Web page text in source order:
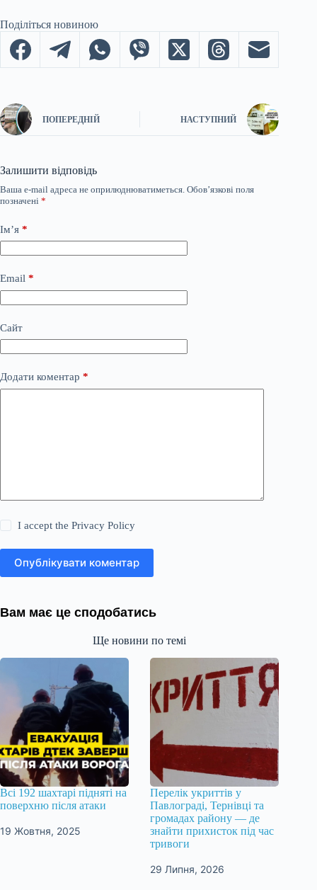
Поділіться новиною
ПОПЕРЕДНІЙ НАСТУПНИЙ
Залишити відповідь
Ваша e-mail адреса не оприлюднюватиметься. Обов’язкові поля
позначені *
Ім’я *
Email *
Сайт
Додати коментар *
I accept thePrivacy Policy
Опублікувати коментар
Вам має це сподобатись
Ще новини по темі
Всі 192 шахтарі підняті на
поверхню після атаки
19 Жовтня, 2025
Перелік укриттів у
Павлограді, Тернівці та
громадах району — де
знайти прихисток під час
тривоги
29 Липня, 2026